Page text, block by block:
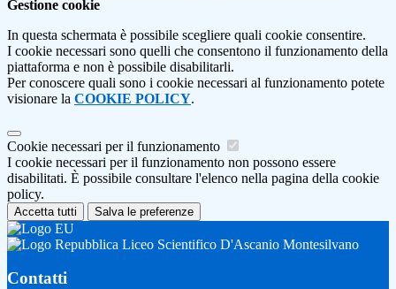
Gestione cookie
In questa schermata è possibile scegliere quali cookie consentire.
I cookie necessari sono quelli che consentono il funzionamento della
piattaforma e non è possibile disabilitarli.
Per conoscere quali sono i cookie necessari al funzionamento potete
visionare la COOKIE POLICY.
Cookie necessari per il funzionamento
I cookie necessari per il funzionamento non possono essere
disabilitati. È possibile consultare l'elenco nella pagina della cookie
policy.
Accetta tutti Salva le preferenze
Liceo Scientifico D'Ascanio Montesilvano
Contatti